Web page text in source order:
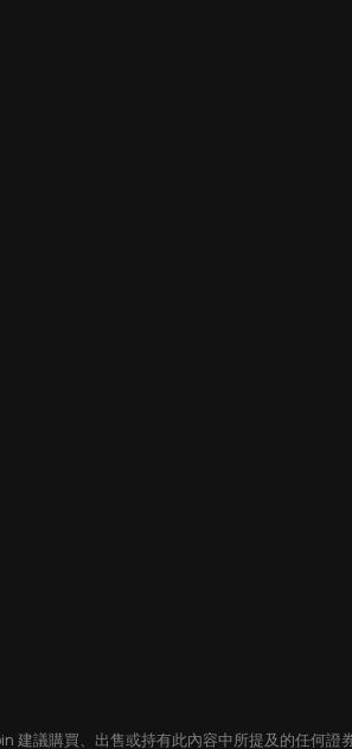
建議購買、出售或持有此內容中所提及的任何